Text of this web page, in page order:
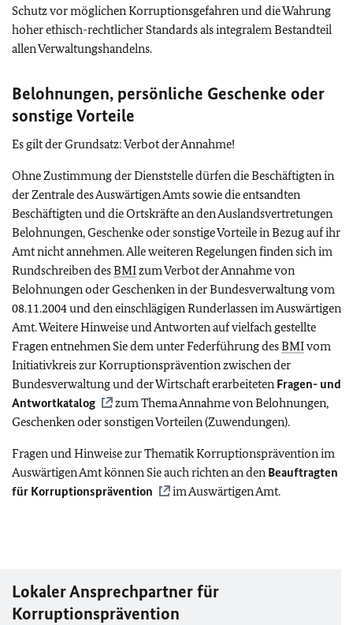
Schutz vor möglichen Korruptionsgefahren und die Wahrung
hoher ethisch-rechtlicher Standards als integralem Bestandteil
allen Verwaltungshandelns.
Belohnungen, persönliche Geschenke oder
sonstige Vorteile
Es gilt der Grundsatz: Verbot der Annahme!
Ohne Zustimmung der Dienststelle dürfen die Beschäftigten in
der Zentrale des Auswärtigen Amts sowie die entsandten
Beschäftigten und die Ortskräfte an den Auslandsvertretungen
Belohnungen, Geschenke oder sonstige Vorteile in Bezug auf ihr
Amt nicht annehmen. Alle weiteren Regelungen finden sich im
Rundschreiben desBMIzum Verbot der Annahme von
Belohnungen oder Geschenken in der Bundesverwaltung vom
08.11.2004 und den einschlägigen Runderlassen im Auswärtigen
Amt. Weitere Hinweise und Antworten auf vielfach gestellte
Fragen entnehmen Sie dem unter Federführung desBMIvom
Initiativkreis zur Korruptionsprävention zwischen der
Bundesverwaltung und der Wirtschaft erarbeiteten Fragen- und
Antwortkatalog
zum Thema Annahme von Belohnungen,
Geschenken oder sonstigen Vorteilen (Zuwendungen).
Fragen und Hinweise zur Thematik Korruptionsprävention im
Auswärtigen Amt können Sie auch richten an den Beauftragten
für Korruptionsprävention
im Auswärtigen Amt.
Lokaler Ansprechpartner für
Korruptionsprävention